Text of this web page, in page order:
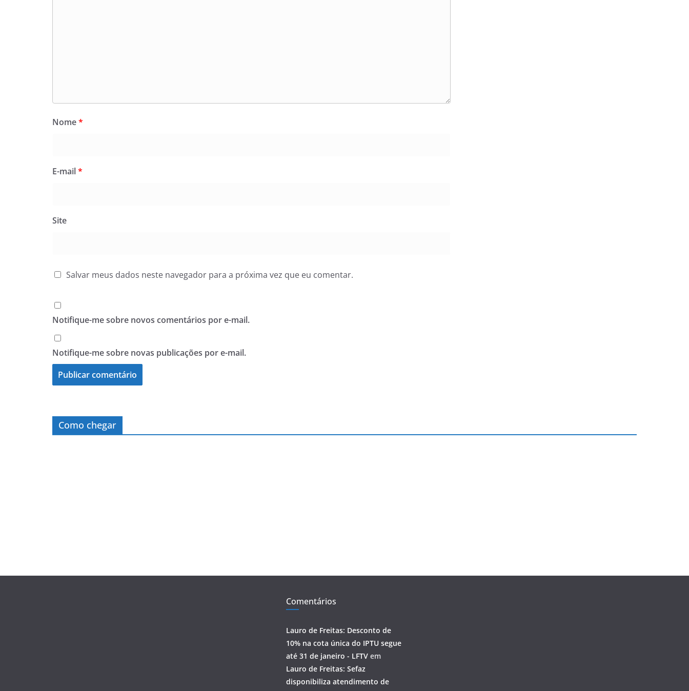
Nome*
E-mail*
Site
Salvar meus dados neste navegador para a próxima vez que eu comentar.
Notifique-me sobre novos comentários por e-mail.
Notifique-me sobre novas publicações por e-mail.
Como chegar
Comentários
Lauro de Freitas: Desconto de
10% na cota única do IPTU segue
até 31 de janeiro - LFTV em
Lauro de Freitas: Sefaz
disponibiliza atendimento de